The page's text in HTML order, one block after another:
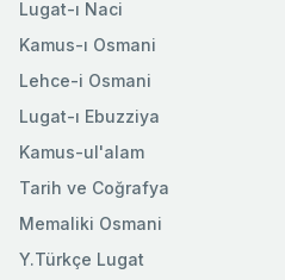
Lugat-ı Naci
Kamus-ı Osmani
Lehce-i Osmani
Lugat-ı Ebuzziya
Kamus-ul'alam
Tarih ve Coğrafya
Memaliki Osmani
Y.Türkçe Lugat